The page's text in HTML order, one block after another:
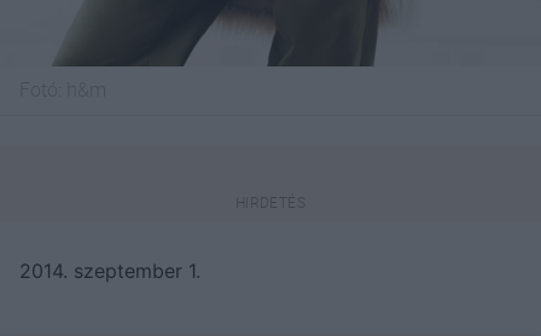
2014. szeptember 1.